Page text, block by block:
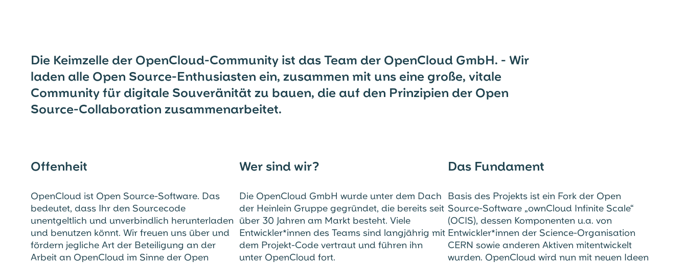
Die Keimzelle der OpenCloud-Community ist das Team der OpenCloud GmbH. - Wir
laden alle Open Source-Enthusiasten ein, zusammen mit uns eine große, vitale
Community für digitale Souveränität zu bauen, die auf den Prinzipien der Open
Source-Collaboration zusammenarbeitet.
Offenheit
OpenCloud ist Open Source-Software. Das
bedeutet, dass Ihr den Sourcecode
unentgeltlich und unverbindlich herunterladen
und benutzen könnt. Wir freuen uns über und
fördern jegliche Art der Beteiligung an der
Arbeit an OpenCloud im Sinne der Open
Wer sind wir?
Die OpenCloud GmbH wurde unter dem Dach
der Heinlein Gruppe gegründet, die bereits seit
über 30 Jahren am Markt besteht. Viele
Entwickler*innen des Teams sind langjährig mit
dem Projekt-Code vertraut und führen ihn
unter OpenCloud fort.
Das Fundament
Basis des Projekts ist ein Fork der Open
Source-Software „ownCloud Infinite Scale“
(OCIS), dessen Komponenten u.a. von
Entwickler*innen der Science-Organisation
CERN sowie anderen Aktiven mitentwickelt
wurden. OpenCloud wird nun mit neuen Ideen